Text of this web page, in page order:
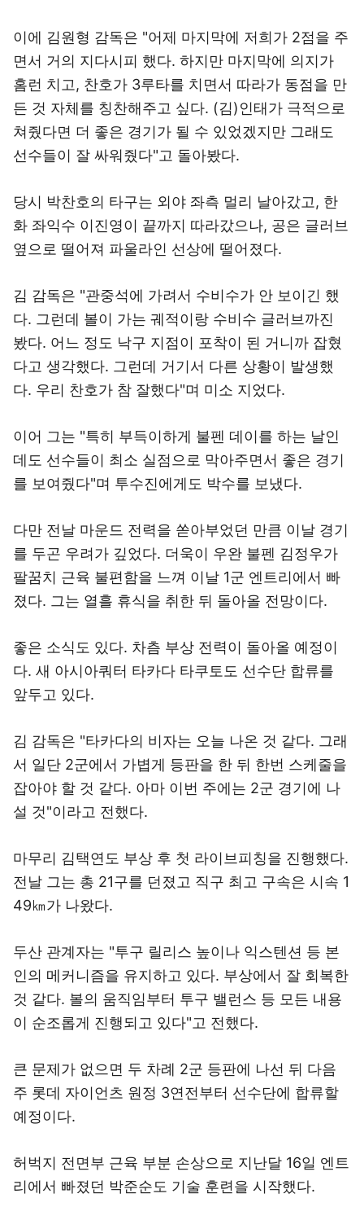
이에 김원형 감독은 "어제 마지막에 저희가 2점을 주
면서 거의 지다시피 했다. 하지만 마지막에 의지가
홈런 치고, 찬호가 3루타를 치면서 따라가 동점을 만
든 것 자체를 칭찬해주고 싶다. (김)인태가 극적으로
쳐줬다면 더 좋은 경기가 될 수 있었겠지만 그래도
선수들이 잘 싸워줬다"고 돌아봤다.
당시 박찬호의 타구는 외야 좌측 멀리 날아갔고, 한
화 좌익수 이진영이 끝까지 따라갔으나, 공은 글러브
옆으로 떨어져 파울라인 선상에 떨어졌다.
김 감독은 "관중석에 가려서 수비수가 안 보이긴 했
다. 그런데 볼이 가는 궤적이랑 수비수 글러브까진
봤다. 어느 정도 낙구 지점이 포착이 된 거니까 잡혔
다고 생각했다. 그런데 거기서 다른 상황이 발생했
다. 우리 찬호가 참 잘했다"며 미소 지었다.
이어 그는 "특히 부득이하게 불펜 데이를 하는 날인
데도 선수들이 최소 실점으로 막아주면서 좋은 경기
를 보여줬다"며 투수진에게도 박수를 보냈다.
다만 전날 마운드 전력을 쏟아부었던 만큼 이날 경기
를 두곤 우려가 깊었다. 더욱이 우완 불펜 김정우가
팔꿈치 근육 불편함을 느껴 이날 1군 엔트리에서 빠
졌다. 그는 열흘 휴식을 취한 뒤 돌아올 전망이다.
좋은 소식도 있다. 차츰 부상 전력이 돌아올 예정이
다. 새 아시아쿼터 타카다 타쿠토도 선수단 합류를
앞두고 있다.
김 감독은 "타카다의 비자는 오늘 나온 것 같다. 그래
서 일단 2군에서 가볍게 등판을 한 뒤 한번 스케줄을
잡아야 할 것 같다. 아마 이번 주에는 2군 경기에 나
설 것"이라고 전했다.
마무리 김택연도 부상 후 첫 라이브피칭을 진행했다.
전날 그는 총 21구를 던졌고 직구 최고 구속은 시속 1
49㎞가 나왔다.
두산 관계자는 "투구 릴리스 높이나 익스텐션 등 본
인의 메커니즘을 유지하고 있다. 부상에서 잘 회복한
것 같다. 볼의 움직임부터 투구 밸런스 등 모든 내용
이 순조롭게 진행되고 있다"고 전했다.
큰 문제가 없으면 두 차례 2군 등판에 나선 뒤 다음
주 롯데 자이언츠 원정 3연전부터 선수단에 합류할
예정이다.
허벅지 전면부 근육 부분 손상으로 지난달 16일 엔트
리에서 빠졌던 박준순도 기술 훈련을 시작했다.